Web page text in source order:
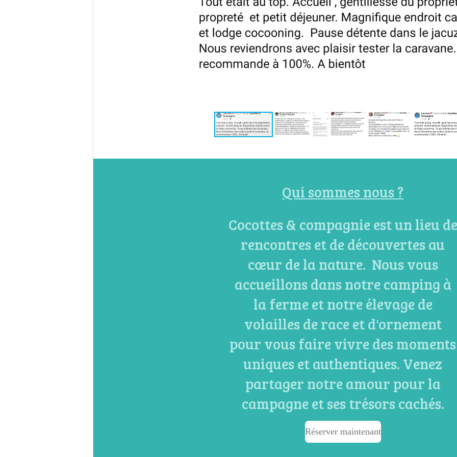
Qui sommes nous ?
Cocottes & compagnie est un lieu de
rencontres et de découvertes au
cœur de la nature. Nous vous
accueillons dans notre camping à
la ferme et notre élevage de
volailles de race et d'ornement
pour vous faire vivre des moments
uniques et authentiques. Venez
partager notre amour pour la
campagne et ses trésors cachés.
Réserver maintenant